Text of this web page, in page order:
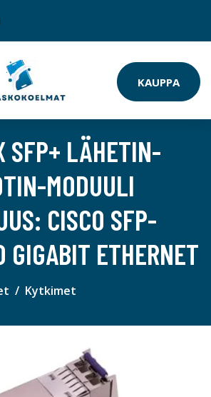
KAUPPA
SFP+ LÄHETIN-
MODUULI
CISCO SFP-
GIGABIT ETHERNET
Kytkimet